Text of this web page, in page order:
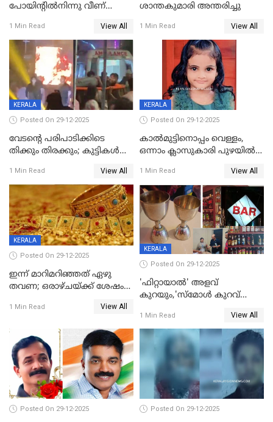
പോയിന്റിൽനിന്നു വീണ്
1 Min Read View All
ശാന്തകുമാരി അന്തരിച്ചു
1 Min Read View All
KERALA
Posted On 29-12-2025
വേടന്റെ പരിപാടിക്കിടെ
തിക്കും തിരക്കും; കുട്ടികള്‍
പരിക്ക്; പാളം മറികടന്ന
യുവാവ് ട്രെയിന്‍ തട്ടി മരിച്ചു
1 Min Read View All
KERALA
Posted On 29-12-2025
കാൽമുട്ടിനൊപ്പം വെള്ളം,
ഒന്നാം ക്ലാസുകാരി പുഴയിൽ
കുട്ടികൾക്കൊപ്പം
കളിക്കുന്നതിനിടെ
1 Min Read View All
KERALA
Posted On 29-12-2025
ഇന്ന് മാറിമറിഞ്ഞത് ഏഴു
തവണ; ഒരാഴ്ചയ്ക്ക് ശേഷം
1 Min Read View All
KERALA
Posted On 29-12-2025
'ഫിറ്റായാൽ' അളവ്
കുറയും,'സ്‌മോൾ കുറവ്
പിഴ
1 Min Read View All
Posted On 29-12-2025 Posted On 29-12-2025